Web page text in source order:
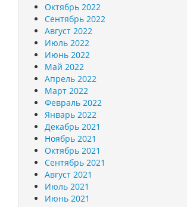
Октябрь 2022
Сентябрь 2022
Август 2022
Июль 2022
Июнь 2022
Май 2022
Апрель 2022
Март 2022
Февраль 2022
Январь 2022
Декабрь 2021
Ноябрь 2021
Октябрь 2021
Сентябрь 2021
Август 2021
Июль 2021
Июнь 2021